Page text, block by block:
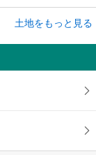
土地をもっと見る